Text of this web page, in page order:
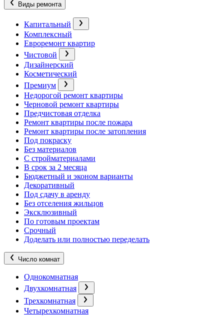
Виды ремонта
Капитальный
Комплексный
Евроремонт квартир
Чистовой
Дизайнерский
Косметический
Премиум
Недорогой ремонт квартиры
Черновой ремонт квартиры
Предчистовая отделка
Ремонт квартиры после пожара
Ремонт квартиры после затопления
Под покраску
Без материалов
С стройматериалами
В срок за 2 месяца
Бюджетный и эконом варианты
Декоративный
Под сдачу в аренду
Без отселения жильцов
Эксклюзивный
По готовым проектам
Срочный
Доделать или полностью переделать
Число комнат
Однокомнатная
Двухкомнатная
Трехкомнатная
Четырехкомнатная